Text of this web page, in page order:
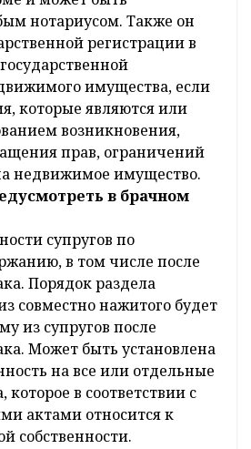
нотариусом. Также он
регистрации в
имущества, если
которые являются или
возникновения,
прав, ограничений
недвижимое имущество.
в брачном
супругов по
в том числе после
Порядок раздела
совместно нажитого будет
из супругов после
Может быть установлена
на все или отдельные
в соответствии с
актами относится к
собственности.